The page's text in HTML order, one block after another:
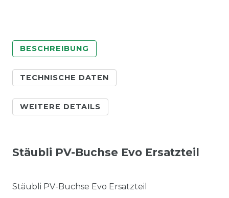
BESCHREIBUNG
TECHNISCHE DATEN
WEITERE DETAILS
Stäubli PV-Buchse Evo Ersatzteil
Stäubli PV-Buchse Evo Ersatzteil